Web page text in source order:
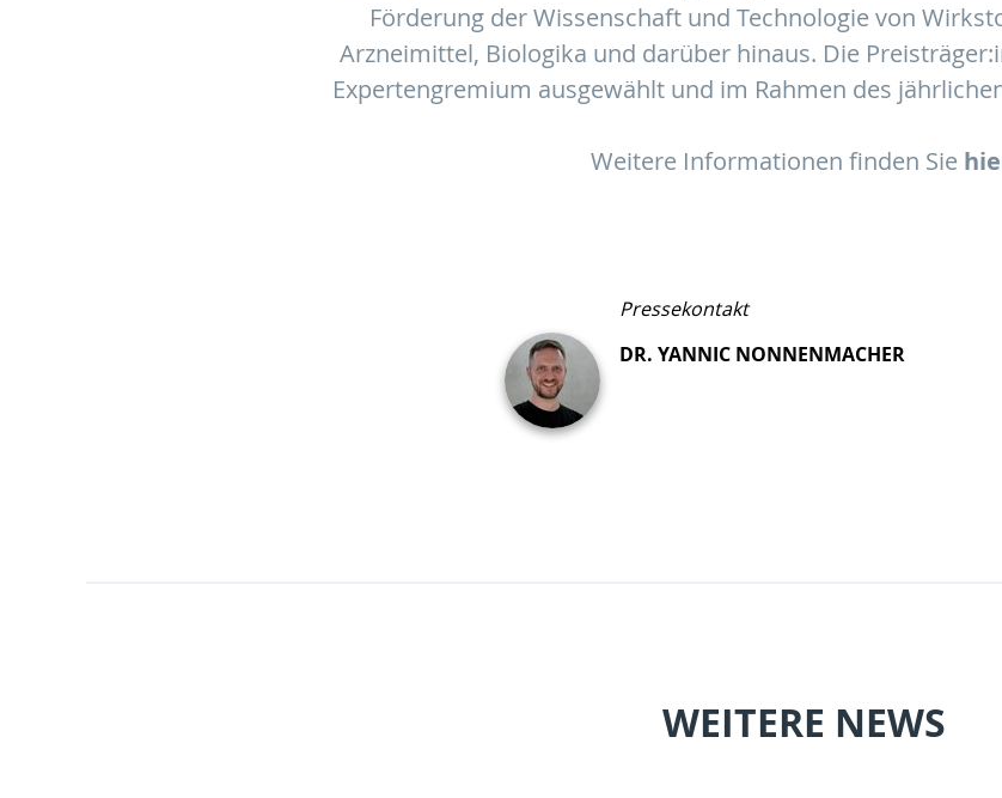
Förderung der Wissenschaft und Technologie von
Arzneimittel, Biologika und darüber hinaus. Die
Expertengremium ausgewählt und im Rahmen des
Weitere Informationen finden Sie
Pressekontakt
DR. YANNIC NONNENMACHER
WEITERE NEWS